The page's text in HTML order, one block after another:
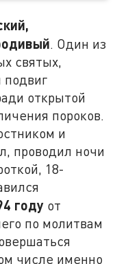
. Один из
святых,
подвиг
открытой
пороков.
и
проводил ночи
18-
году от
по молитвам
числе именно